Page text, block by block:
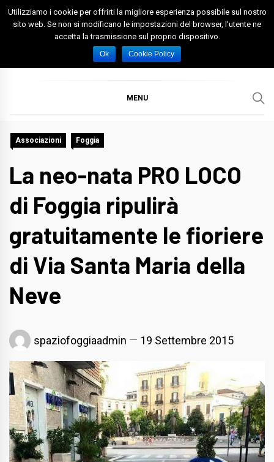
Skip
Spazio Foggia
Foggia News Calcio Eventi e Attività nella Capitanata
MENU
Associazioni Foggia
La neo-nata PRO LOCO
di Foggia ripulirà
gratuitamente le fioriere
di Via Santa Maria della
Neve
spaziofoggiaadmin 19 Settembre 2015
Utilizziamo i cookie per offrirti la migliore esperienza possibile sul nostro
sito web. Se non si modificano le impostazioni del browser, l'utente ne
accetta la trasmissione sul proprio dispositivo.
Ok Cookie Policy